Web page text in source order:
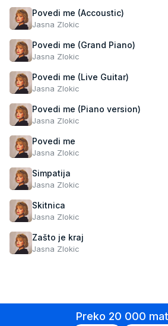
Povedi me (Accoustic)
Jasna Zlokic
Povedi me (Grand Piano)
Jasna Zlokic
Povedi me (Live Guitar)
Jasna Zlokic
Povedi me (Piano version)
Jasna Zlokic
Povedi me
Jasna Zlokic
Simpatija
Jasna Zlokic
Skitnica
Jasna Zlokic
Zašto je kraj
Jasna Zlokic
Preko 20 000